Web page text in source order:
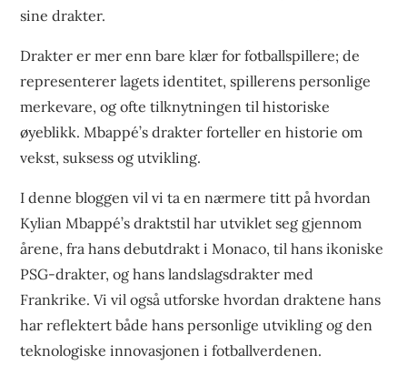
sine drakter.
Drakter er mer enn bare klær for fotballspillere; de
representerer lagets identitet, spillerens personlige
merkevare, og ofte tilknytningen til historiske
øyeblikk. Mbappé’s drakter forteller en historie om
vekst, suksess og utvikling.
I denne bloggen vil vi ta en nærmere titt på hvordan
Kylian Mbappé’s draktstil har utviklet seg gjennom
årene, fra hans debutdrakt i Monaco, til hans ikoniske
PSG-drakter, og hans landslagsdrakter med
Frankrike. Vi vil også utforske hvordan draktene hans
har reflektert både hans personlige utvikling og den
teknologiske innovasjonen i fotballverdenen.